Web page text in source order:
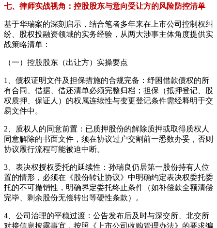
七、律师实战视角：控股股东与意向受让方的风险防控清单
基于华瑞案的深刻启示，结合笔者多年来在上市公司控制权纠
纷、股权投融资领域的实务经验，从两大涉事主体角度提供实
战策略清单：
（一）控股股东（出让方）实操要点
1、债权证明文件及担保措施的合规完备：纾困借款债权的所
有合同、借据、借还清单必须完整归档；担保（抵押登记、股
权质押、保证人）的权属连续性与变更登记条件需经释明于交
易文件中。
2、质权人的同意前置：已质押股份的解除质押或取得质权人
同意解除的书面文件，须在协议过户交割前一悉数办妥，否则
协议履行流程可能被迫中断。
3、表决权授权委托的延续性：孙瑞良仍居第一股份持有人位
置的情形，必须在《股份转让协议》中明确约定表决权委托委
托的不可撤销性，明确界定委托终止条件（如补偿款全额清偿
完毕、剩余股份无偿转出等硬性条款）。
4、公司治理的平稳过渡：公告发布后及时与深交所、北交所
对接信息披露事宜，按照《上市公司收购管理办法》的要求编